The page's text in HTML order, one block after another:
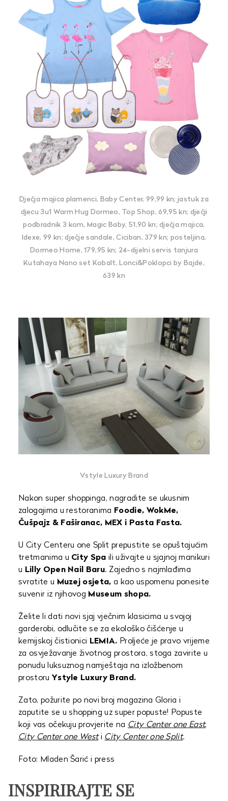
Dječja majica plamenci, Baby Center, 99,99 kn; jastuk za
djecu 3u1 Warm Hug Dormeo, Top Shop, 69,95 kn; dječji
podbradnik 3 kom, Magic Baby, 51,90 kn; dječja majica,
Idexe, 99 kn; dječje sandale, Ciciban, 379 kn; posteljina,
Dormeo Home, 179,95 kn; 24-dijelni servis tanjura
Kutahaya Nano set Kobalt, Lonci&Poklopci by Bajde,
639 kn
Vstyle Luxury Brand
Nakon super shoppinga, nagradite se ukusnim
zalogajima u restoranima Foodie, WokMe,
Čušpajz & Faširanac, MEX i Pasta Fasta.
U City Centeru one Split prepustite se opuštajućim
tretmanima u City Spa ili uživajte u sjajnoj manikuri
u Lilly Open Nail Baru. Zajedno s najmlađima
svratite u Muzej osjeta,a kao uspomenu ponesite
suvenir iz njihovog Museum shopa.
Želite li dati novi sjaj vječnim klasicima u svojoj
garderobi, odlučite se za ekološko čišćenje u
kemijskoj čistionici LEMIA. Proljeće je pravo vrijeme
za osvježavanje životnog prostora, stoga zavirite u
ponudu luksuznog namještaja na izložbenom
prostoru Ystyle Luxury Brand.
Zato, požurite po novi broj magazina Gloria i
zaputite se u shopping uz super popuste! Popuste
koji vas očekuju provjerite na City Center one East,
City Center one Westi City Center one Split.
Foto: Mladen Šarić i press
INSPIRIRAJTE SE